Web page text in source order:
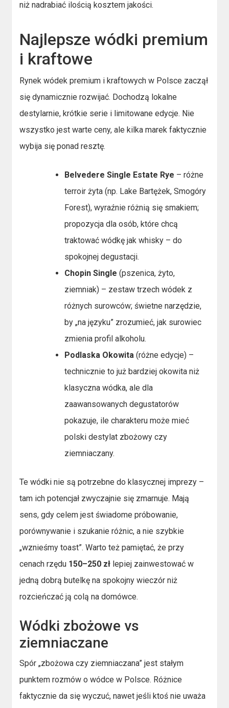
niż nadrabiać ilością kosztem jakości.
Najlepsze wódki premium
i kraftowe
Rynek wódek premium i kraftowych w Polsce zaczął
się dynamicznie rozwijać. Dochodzą lokalne
destylarnie, krótkie serie i limitowane edycje. Nie
wszystko jest warte ceny, ale kilka marek faktycznie
wybija się ponad resztę.
Belvedere Single Estate Rye – różne
terroir żyta (np. Lake Bartężek, Smogóry
Forest), wyraźnie różnią się smakiem;
propozycja dla osób, które chcą
traktować wódkę jak whisky – do
spokojnej degustacji.
Chopin Single (pszenica, żyto,
ziemniak) – zestaw trzech wódek z
różnych surowców; świetne narzędzie,
by „na języku” zrozumieć, jak surowiec
zmienia profil alkoholu.
Podlaska Okowita (różne edycje) –
technicznie to już bardziej okowita niż
klasyczna wódka, ale dla
zaawansowanych degustatorów
pokazuje, ile charakteru może mieć
polski destylat zbożowy czy
ziemniaczany.
Te wódki nie są potrzebne do klasycznej imprezy –
tam ich potencjał zwyczajnie się zmarnuje. Mają
sens, gdy celem jest świadome próbowanie,
porównywanie i szukanie różnic, a nie szybkie
„wznieśmy toast”. Warto też pamiętać, że przy
cenach rzędu 150–250 zł lepiej zainwestować w
jedną dobrą butelkę na spokojny wieczór niż
rozcieńczać ją colą na domówce.
Wódki zbożowe vs
ziemniaczane
Spór „zbożowa czy ziemniaczana” jest stałym
punktem rozmów o wódce w Polsce. Różnice
faktycznie da się wyczuć, nawet jeśli ktoś nie uważa